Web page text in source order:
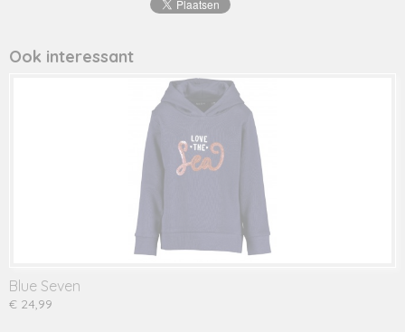
Productcode leverancier
Ook interessant
Blue Seven
€ 24,99